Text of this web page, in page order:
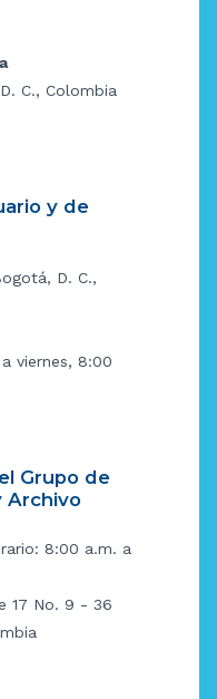
C., Colombia
y de
D. C.,
viernes, 8:00
Grupo de
Archivo
8:00 a.m. a
17 No. 9 - 36